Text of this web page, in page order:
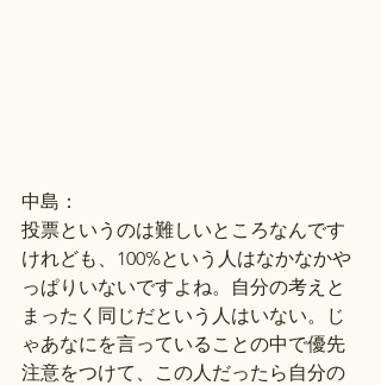
中島：
投票というのは難しいところなんです
けれども、100%という人はなかなかや
っぱりいないですよね。自分の考えと
まったく同じだという人はいない。じ
ゃあなにを言っていることの中で優先
注意をつけて、この人だったら自分の